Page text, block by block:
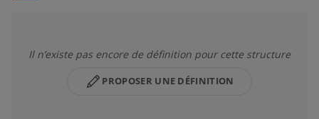
Il n’existe pas encore de définition pour cette structure
PROPOSER UNE DÉFINITION